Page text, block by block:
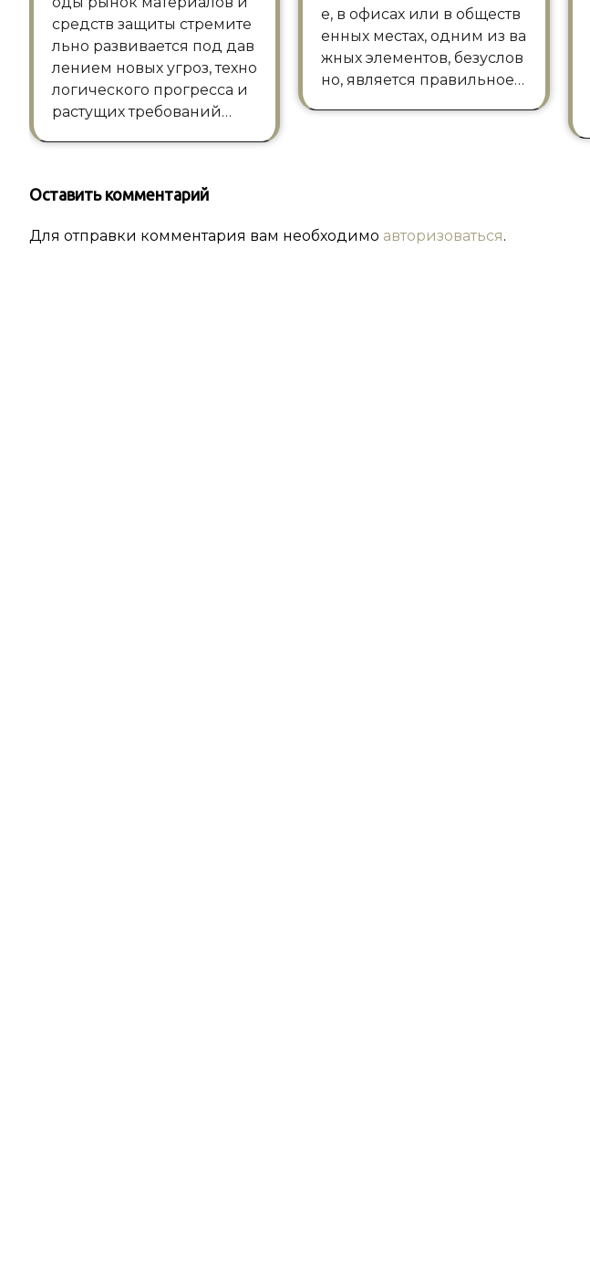
средств защиты стремите
льно развивается под дав
лением новых угроз, техно
логического прогресса и
растущих требований…
е, в офисах или в обществ
енных местах, одним из ва
жных элементов, безуслов
но, является правильное…
Оставить комментарий
Для отправки комментария вам необходимо авторизоваться.